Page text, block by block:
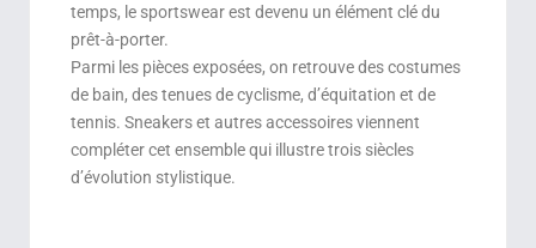
temps, le sportswear est devenu un élément clé du
prêt-à-porter.
Parmi les pièces exposées, on retrouve des costumes
de bain, des tenues de cyclisme, d’équitation et de
tennis. Sneakers et autres accessoires viennent
compléter cet ensemble qui illustre trois siècles
d’évolution stylistique.